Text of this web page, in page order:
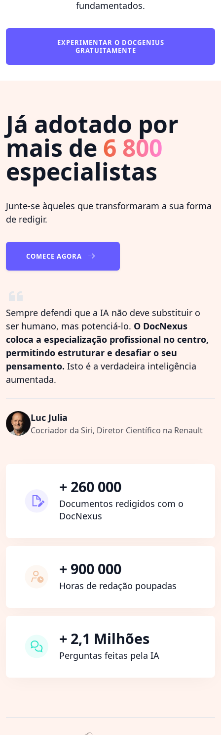
fundamentados.
EXPERIMENTAR O DOCGENIUS
GRATUITAMENTE
Já adotado por
mais de 6 800
especialistas
Junte-se àqueles que transformaram a sua forma
de redigir.
COMECE AGORA
Sempre defendi que a IA não deve substituir o
ser humano, mas potenciá-lo. O DocNexus
coloca a especialização profissional no centro,
permitindo estruturar e desafiar o seu
pensamento. Isto é a verdadeira inteligência
aumentada.
Luc Julia
Cocriador da Siri, Diretor Científico na Renault
+ 260 000
Documentos redigidos com o
DocNexus
+ 900 000
Horas de redação poupadas
+ 2,1 Milhões
Perguntas feitas pela IA